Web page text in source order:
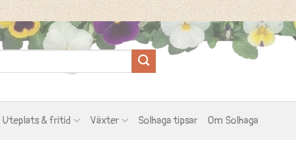
Uteplats & fritid Växter Solhaga tipsar Om Solhaga